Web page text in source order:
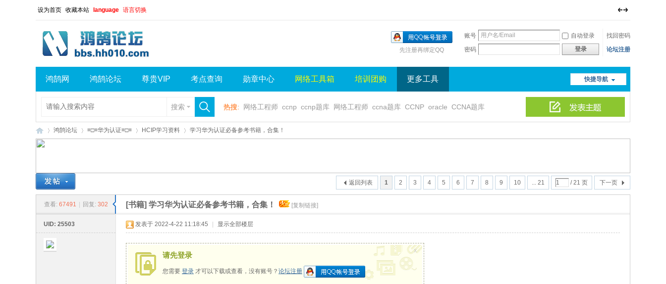
设为首页 收藏本站 language 语言切换
账号 自动登录
找回密码
密码
登录 论坛注册
先注册再绑定QQ
快捷导航
鸿鹄网 鸿鹄论坛 尊贵VIP 考点查询 勋章中心 网络工具箱 培训团购 更多工具
搜索 热搜: 网络工程师 ccnp ccnp题库 网络工程师 ccna题库 CCNP oracle CCNA题库
无线视频 wlan sql
鸿 »
鸿鹄论坛
›
≡□≡华为认证≡□≡
›
HCIP学习资料
›
学习华为认证必备参考书籍，合集！
1 2 3 4 5 6 7 8 9 10 ... 21 / 21 页 下一页
返回列表
查看: 67491 回复: 302 [书籍] 学习华为认证必备参考书籍，合集！ [复制链接]
UID: 25503 发表于 2022-4-22 11:18:45 显示全部楼层
请先登录
您需要 登录 才可以下载或查看，没有账号？ 论坛注册
x